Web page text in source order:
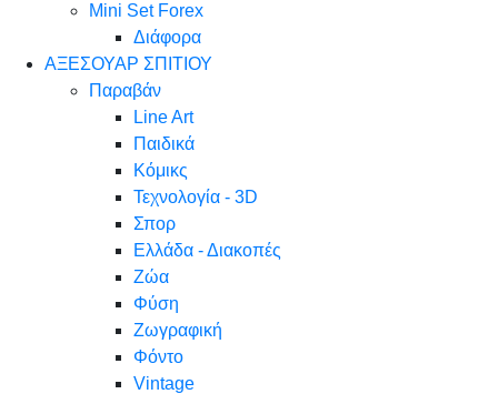
Mini Set Forex
Διάφορα
ΑΞΕΣΟΥΑΡ ΣΠΙΤΙΟΥ
Παραβάν
Line Art
Παιδικά
Κόμικς
Τεχνολογία - 3D
Σπορ
Ελλάδα - Διακοπές
Ζώα
Φύση
Ζωγραφική
Φόντο
Vintage